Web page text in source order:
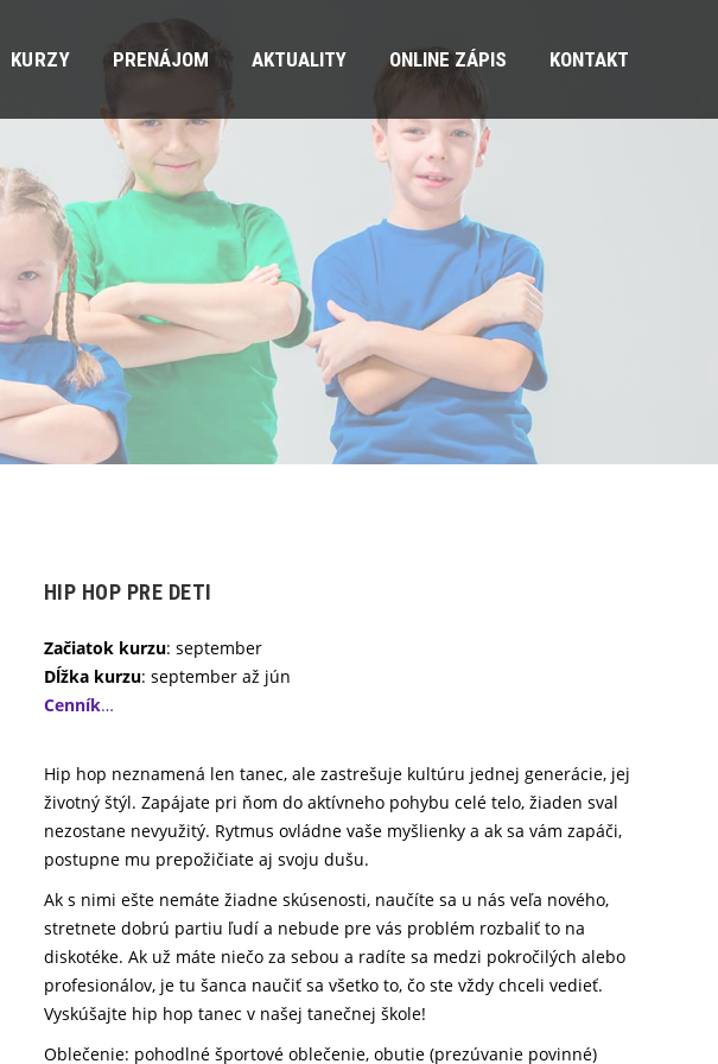
KURZY PRENÁJOM AKTUALITY ONLINE ZÁPIS KONTAKT
HIP HOP PRE DETI
Začiatok kurzu: september
Dĺžka kurzu: september až jún
Cenník…
Hip hop neznamená len tanec, ale zastrešuje kultúru jednej generácie, jej
životný štýl. Zapájate pri ňom do aktívneho pohybu celé telo, žiaden sval
nezostane nevyužitý. Rytmus ovládne vaše myšlienky a ak sa vám zapáči,
postupne mu prepožičiate aj svoju dušu.
Ak s nimi ešte nemáte žiadne skúsenosti, naučíte sa u nás veľa nového,
stretnete dobrú partiu ľudí a nebude pre vás problém rozbaliť to na
diskotéke. Ak už máte niečo za sebou a radíte sa medzi pokročilých alebo
profesionálov, je tu šanca naučiť sa všetko to, čo ste vždy chceli vedieť.
Vyskúšajte hip hop tanec v našej tanečnej škole!
Oblečenie: pohodlné športové oblečenie, obutie (prezúvanie povinné)